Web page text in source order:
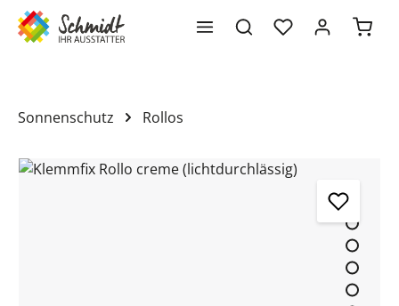
springen
Sonnenschutz Rollos
Bildergalerie überspringen